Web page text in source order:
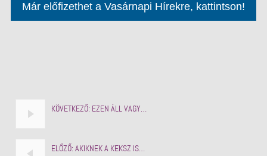
Már előfizethet a Vasárnapi Hírekre, kattintson!
KÖVETKEZŐ: EZEN ÁLL VAGY…
ELŐZŐ: AKIKNEK A KEKSZ IS…